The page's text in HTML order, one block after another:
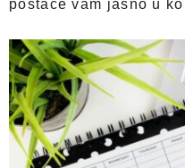
postaće vam jasno u